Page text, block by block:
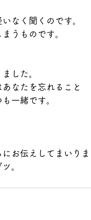
なく聞くのです。
うものです。
した。
なたを忘れること
一緒です。
お伝えしてまいり
。